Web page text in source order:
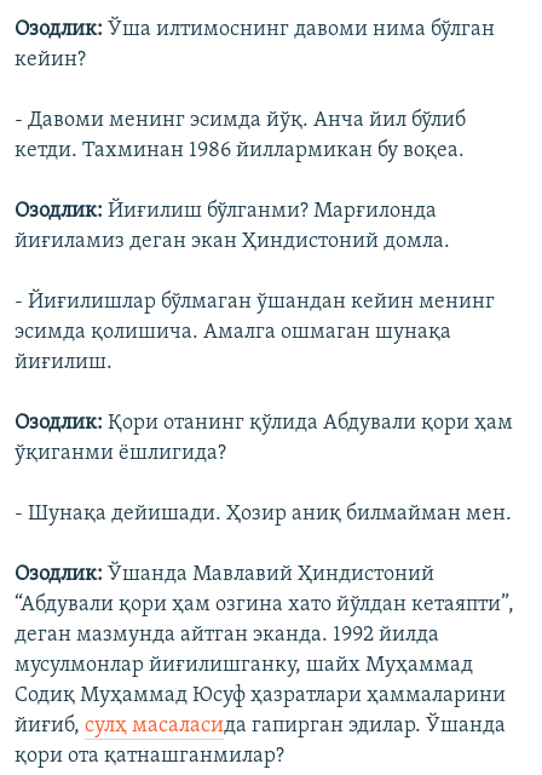
Озодлик: Ўша илтимоснинг давоми нима бўлган
кейин?
- Давоми менинг эсимда йўқ. Анча йил бўлиб
кетди. Тахминан 1986 йиллармикан бу воқеа.
Озодлик: Йиғилиш бўлганми? Марғилонда
йиғиламиз деган экан Ҳиндистоний домла.
- Йиғилишлар бўлмаган ўшандан кейин менинг
эсимда қолишича. Амалга ошмаган шунақа
йиғилиш.
Озодлик: Қори отанинг қўлида Абдували қори ҳам
ўқиганми ëшлигида?
- Шунақа дейишади. Ҳозир аниқ билмайман мен.
Озодлик: Ўшанда Мавлавий Ҳиндистоний
“Абдували қори ҳам озгина хато йўлдан кетаяпти”,
деган мазмунда айтган эканда. 1992 йилда
мусулмонлар йиғилишганку, шайх Муҳаммад
Содиқ Муҳаммад Юсуф ҳазратлари ҳаммаларини
йиғиб, сулҳ масаласида гапирган эдилар. Ўшанда
қори ота қатнашганмилар?